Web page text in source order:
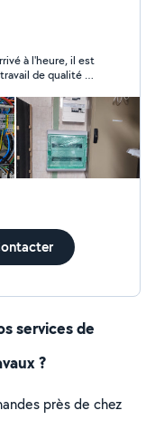
à l'heure, il est
de qualité (il
services de
?
près de chez